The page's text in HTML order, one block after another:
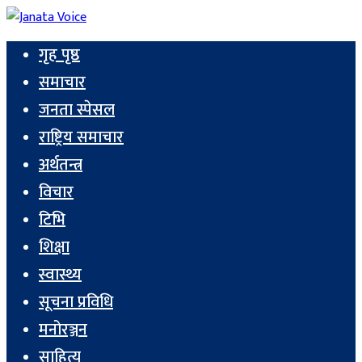
गृह पृष्ठ
समाचार
जनता स्पेसल
राष्ट्रिय समाचार
अर्थतन्त्र
विचार
टिभि
शिक्षा
स्वास्थ्य
सूचना प्रविधि
मनोरञ्जन